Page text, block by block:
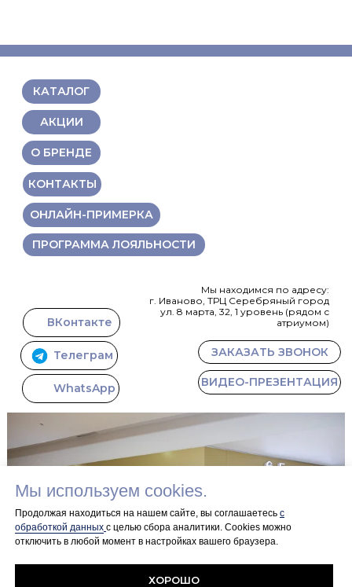
Мы используем cookies.
Продолжая находиться на нашем сайте, вы соглашаетесь с
обработкой данных с целью сбора аналитики. Сookies можно
отключить в любой момент в настройках вашего браузера.
ХОРОШО
Мы находимся по адресу:
г. Иваново, ТРЦ Серебряный город
ул. 8 марта, 32, 1 уровень (рядом с
атриумом)
22
DIAMOND@ZOLOTO37.COM
КОНФИДЕНЦИАЛЬНОСТИ
КАТАЛОГ
АКЦИИ
О БРЕНДЕ
КОНТАКТЫ
ОНЛАЙН-ПРИМЕРКА
ПРОГРАММА ЛОЯЛЬНОСТИ
ВКонтакте
Телеграм
WhatsApp
ЗАКАЗАТЬ ЗВОНОК
ВИДЕО-ПРЕЗЕНТАЦИЯ